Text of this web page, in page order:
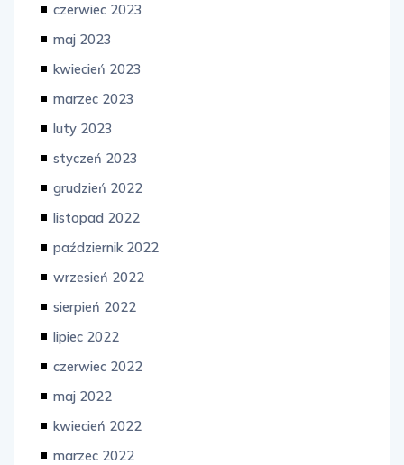
czerwiec 2023
maj 2023
kwiecień 2023
marzec 2023
luty 2023
styczeń 2023
grudzień 2022
listopad 2022
październik 2022
wrzesień 2022
sierpień 2022
lipiec 2022
czerwiec 2022
maj 2022
kwiecień 2022
marzec 2022